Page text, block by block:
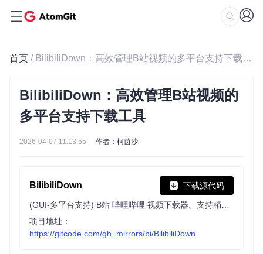
首页 / BilibiliDown：高效管理B站视频的多平台支持下载工具
BilibiliDown：高效管理B站视频的
多平台支持下载工具
2026-04-07 11:13:55 作者：柯茵沙
BilibiliDown 下载源代码
项目地址：
https://gitcode.com/gh_mirrors/bi/BilibiliDown